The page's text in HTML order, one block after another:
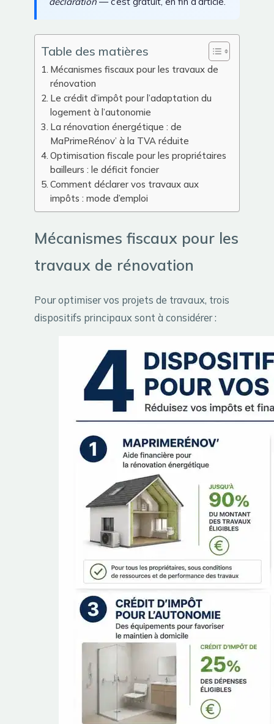
Table des matières
Mécanismes fiscaux pour les travaux de
rénovation
Le crédit d’impôt pour l’adaptation du
logement à l’autonomie
La rénovation énergétique : de
MaPrimeRénov’ à la TVA réduite
Optimisation fiscale pour les propriétaires
bailleurs : le déficit foncier
Comment déclarer vos travaux aux
impôts : mode d’emploi
Mécanismes fiscaux pour les
travaux de rénovation
Pour optimiser vos projets de travaux, trois
dispositifs principaux sont à considérer :